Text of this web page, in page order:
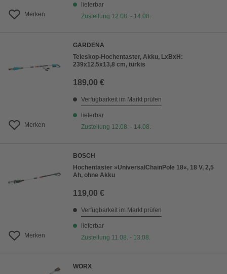
Merken
lieferbar
Zustellung 12.08. - 14.08.
Merken
GARDENA
Teleskop-Hochentaster, Akku, LxBxH:
239x12,5x13,8 cm, türkis
189,00 €
Verfügbarkeit im Markt prüfen
lieferbar
Zustellung 12.08. - 14.08.
Merken
BOSCH
Hochentaster »UniversalChainPole 18«, 18 V, 2,5
Ah, ohne Akku
119,00 €
Verfügbarkeit im Markt prüfen
lieferbar
Zustellung 11.08. - 13.08.
WORX